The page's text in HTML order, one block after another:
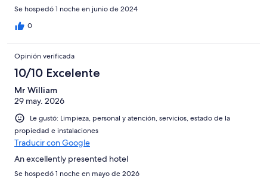
Se hospedó 1 noche en junio de 2024
0
Opinión verificada
10/10 Excelente
Mr William
29 may. 2026
Le gustó: Limpieza, personal y atención, servicios, estado de la
propiedad e instalaciones
Traducir con Google
An excellently presented hotel
Se hospedó 1 noche en mayo de 2026